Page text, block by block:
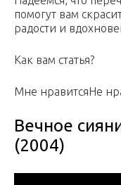
помогут вам
радости и
Как вам статья?
Мне нравитсяНе
Вечное
(2004)